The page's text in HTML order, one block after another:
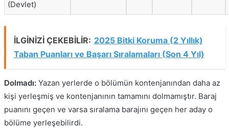
(Devlet)
İLGİNİZİ ÇEKEBİLİR: 2025 Bitki Koruma (2 Yıllık)
Taban Puanları ve Başarı Sıralamaları (Son 4 Yıl)
Dolmadı:Yazan yerlerde o bölümün kontenjanından daha az
kişi yerleşmiş ve kontenjanının tamamını dolmamıştır. Baraj
puanını geçen ve varsa sıralama barajını geçen her aday o
bölüme yerleşebilirdi.